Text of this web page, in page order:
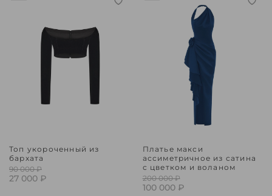
Топ укороченный из
бархата
90 000 ₽
27 000 ₽
Платье макси
ассиметричное из сатина
с цветком и воланом
200 000 ₽
100 000 ₽